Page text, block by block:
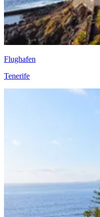
Flughafen
Tenerife